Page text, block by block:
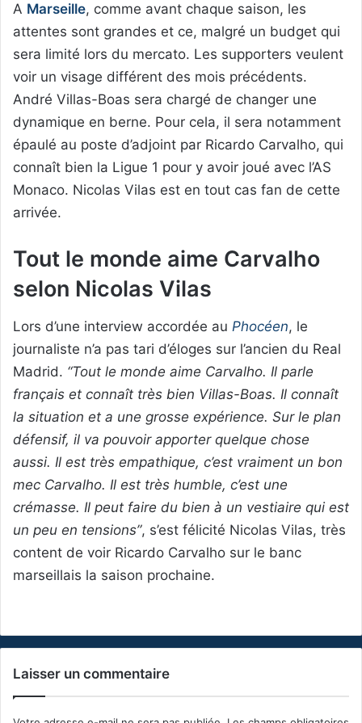
A Marseille, comme avant chaque saison, les
attentes sont grandes et ce, malgré un budget qui
sera limité lors du mercato. Les supporters veulent
voir un visage différent des mois précédents.
André Villas-Boas sera chargé de changer une
dynamique en berne. Pour cela, il sera notamment
épaulé au poste d’adjoint par Ricardo Carvalho, qui
connaît bien la Ligue 1 pour y avoir joué avec l’AS
Monaco. Nicolas Vilas est en tout cas fan de cette
arrivée.
Tout le monde aime Carvalho
selon Nicolas Vilas
Lors d’une interview accordée au Phocéen, le
journaliste n’a pas tari d’éloges sur l’ancien du Real
Madrid. “Tout le monde aime Carvalho. Il parle
français et connaît très bien Villas-Boas. Il connaît
la situation et a une grosse expérience. Sur le plan
défensif, il va pouvoir apporter quelque chose
aussi. Il est très empathique, c’est vraiment un bon
mec Carvalho. Il est très humble, c’est une
crémasse. Il peut faire du bien à un vestiaire qui est
un peu en tensions”, s’est félicité Nicolas Vilas, très
content de voir Ricardo Carvalho sur le banc
marseillais la saison prochaine.
Laisser un commentaire